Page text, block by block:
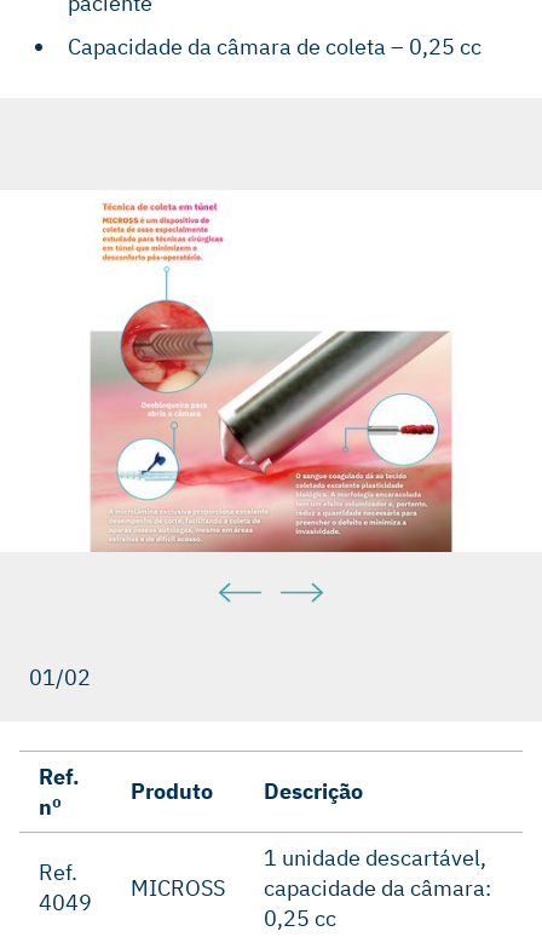
Capacidade da câmara de coleta – 0,25 cc
01/02
Ref.
nº
Produto Descrição
Ref.
4049
MICROSS
1 unidade descartável,
capacidade da câmara:
0,25 cc